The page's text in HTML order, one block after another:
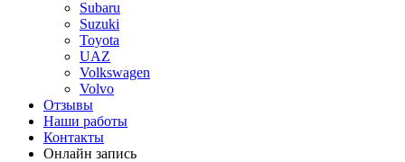
Subaru
Suzuki
Toyota
UAZ
Volkswagen
Volvo
Отзывы
Наши работы
Контакты
Онлайн запись